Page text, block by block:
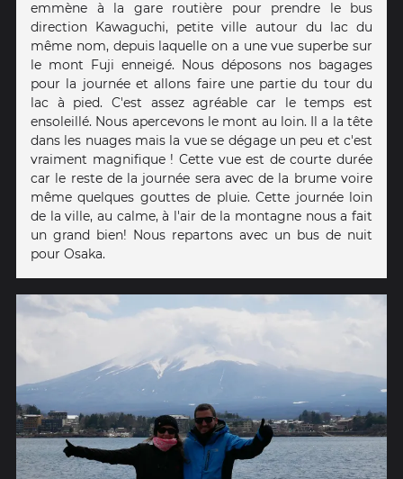
emmène à la gare routière pour prendre le bus
direction Kawaguchi, petite ville autour du lac du
même nom, depuis laquelle on a une vue superbe sur
le mont Fuji enneigé. Nous déposons nos bagages
pour la journée et allons faire une partie du tour du
lac à pied. C'est assez agréable car le temps est
ensoleillé. Nous apercevons le mont au loin. Il a la tête
dans les nuages mais la vue se dégage un peu et c'est
vraiment magnifique ! Cette vue est de courte durée
car le reste de la journée sera avec de la brume voire
même quelques gouttes de pluie. Cette journée loin
de la ville, au calme, à l'air de la montagne nous a fait
un grand bien! Nous repartons avec un bus de nuit
pour Osaka.